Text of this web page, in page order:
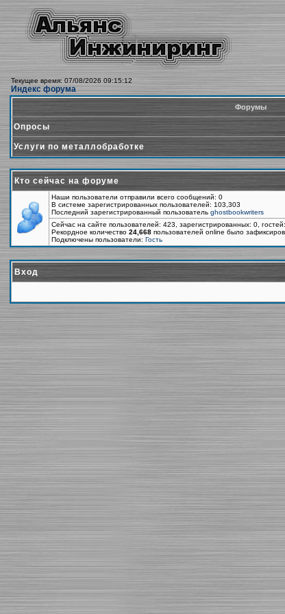
Текущее время: 07/08/2026 09:15:12
Индекс форума
Форумы
Опросы
Услуги по металлобработке
Кто сейчас на форуме
Наши пользователи отправили всего сообщений: 0
В системе зарегистрированных пользователей: 103,303
Последний зарегистрированный пользователь ghostbookwriters
Сейчас на сайте пользователей: 423, зарегистрированных: 0,
Рекордное количество 24,668 пользователей online было
Подключены пользователи: Гость
Вход